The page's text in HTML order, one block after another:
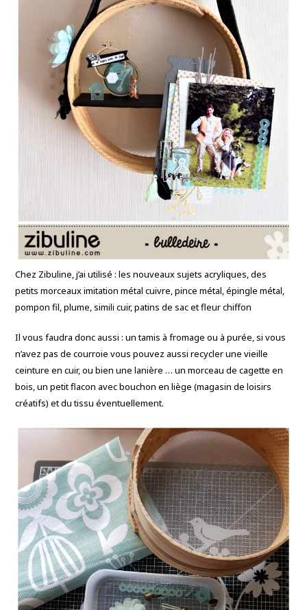
Chez Zibuline, j’ai utilisé : les nouveaux sujets acryliques, des
petits morceaux imitation métal cuivre, pince métal, épingle métal,
pompon fil, plume, simili cuir, patins de sac et fleur chiffon
Il vous faudra donc aussi : un tamis à fromage ou à purée, si vous
n’avez pas de courroie vous pouvez aussi recycler une vieille
ceinture en cuir, ou bien une lanière … un morceau de cagette en
bois, un petit flacon avec bouchon en liège (magasin de loisirs
créatifs) et du tissu éventuellement.